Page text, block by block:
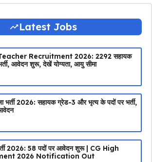
Latest Jobs
Recruitment 2026: 2292 सहायक
आवेदन शुरू, देखें योग्यता, आयु सीमा
भर्ती 2026: सहायक ग्रेड-3 और भृत्य के पदों पर भर्ती,
भर्ती 2026: 58 पदों पर आवेदन शुरू | CG High
2026 Notification Out